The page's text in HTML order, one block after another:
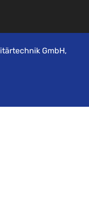
GmbH,